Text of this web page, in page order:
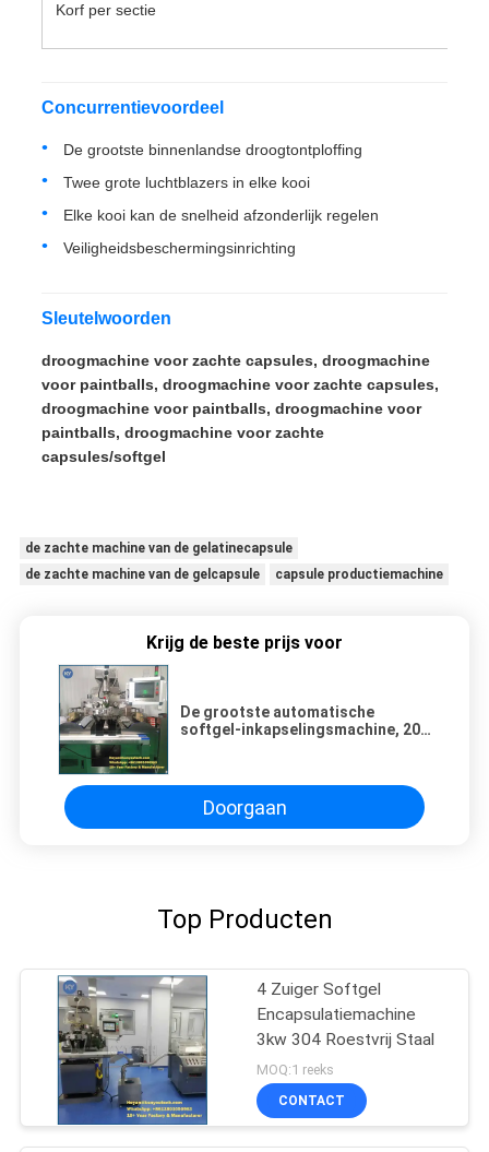
Korf per sectie
Concurrentievoordeel
De grootste binnenlandse droogtontploffing
Twee grote luchtblazers in elke kooi
Elke kooi kan de snelheid afzonderlijk regelen
Veiligheidsbeschermingsinrichting
Sleutelwoorden
droogmachine voor zachte capsules, droogmachine
voor paintballs, droogmachine voor zachte capsules,
droogmachine voor paintballs, droogmachine voor
paintballs, droogmachine voor zachte
capsules/softgel
de zachte machine van de gelatinecapsule
de zachte machine van de gelcapsule
capsule productiemachine
Krijg de beste prijs voor
De grootste automatische
softgel-inkapselingsmachine, 20 /
Doorgaan
Top Producten
4 Zuiger Softgel
Encapsulatiemachine
3kw 304 Roestvrij Staal
MOQ:1 reeks
CONTACT